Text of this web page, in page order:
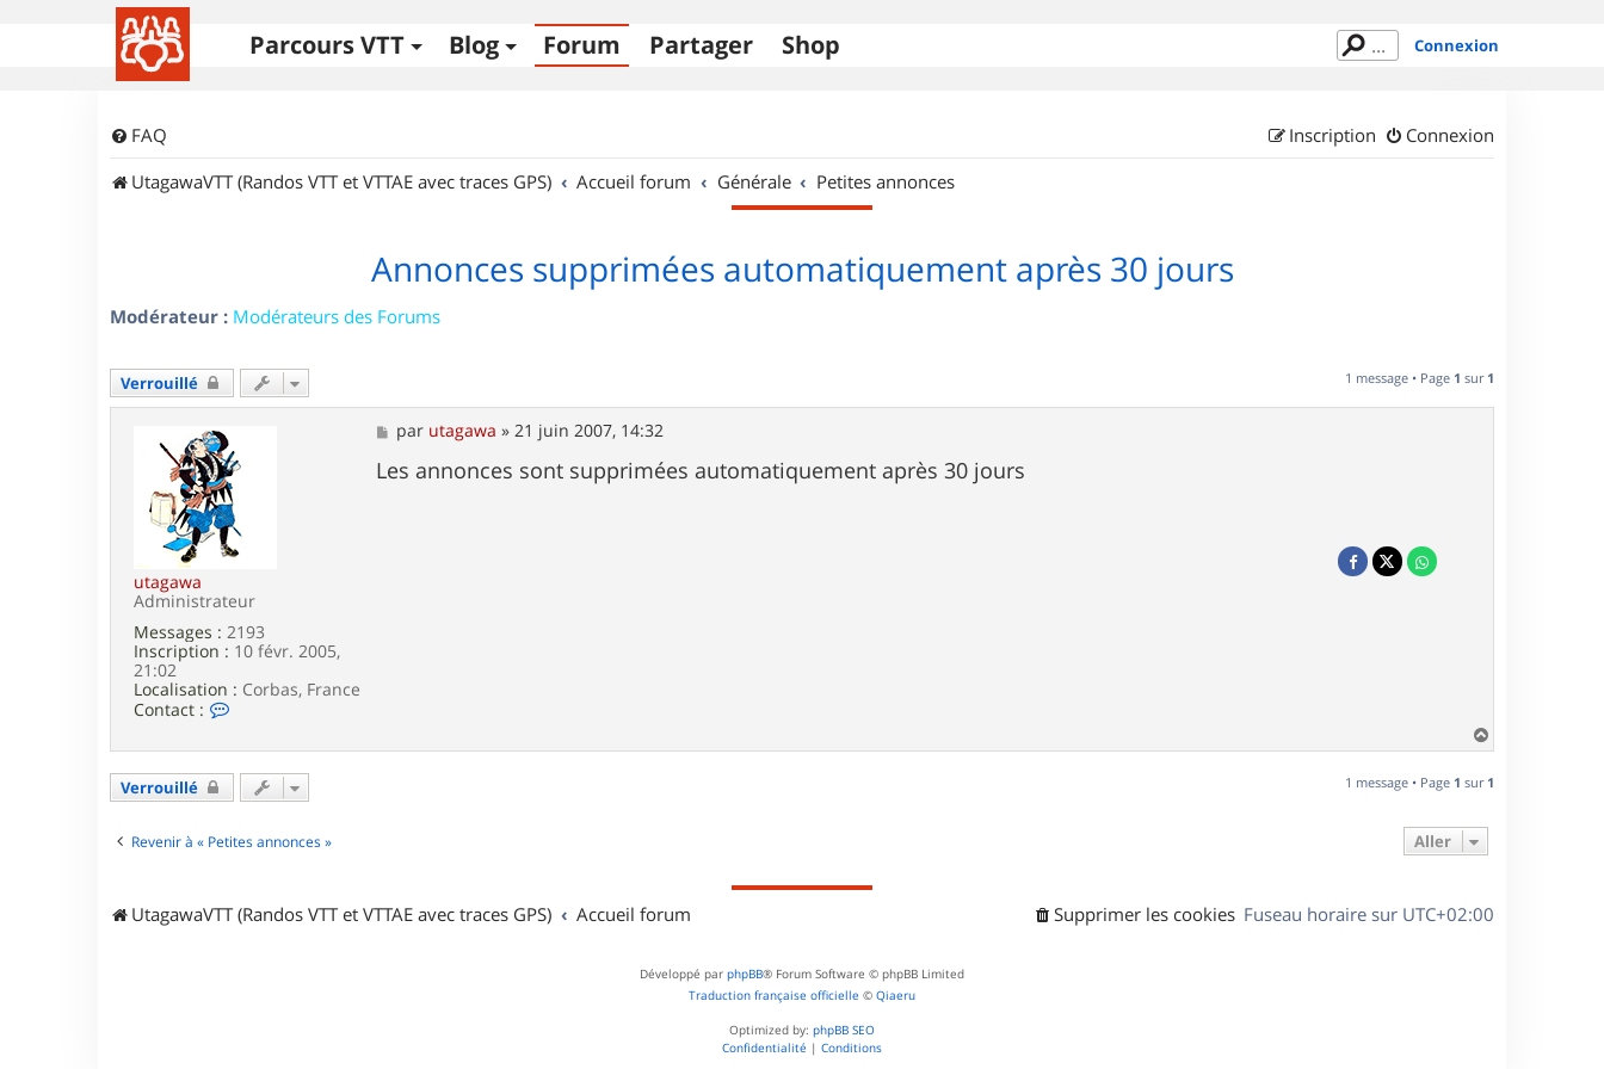
Parcours VTT Blog Forum Partager Shop Connexion
FAQ Connexion
Inscription
UtagawaVTT (Randos VTT et VTTAE avec traces GPS)
Accueil forum Générale Petites annonces
Annonces supprimées automatiquement après 30 jours
Modérateur : Modérateurs des Forums
Verrouillé 1 message • Page 1 sur 1
utagawa
Administrateur
Messages : 2193
Inscription : 10 févr. 2005,
21:02
Localisation : Corbas, France
Contact :
c
e
a
M
e
s
s
par utagawa »21 juin 2007, 14:32
Les annonces sont supprimées automatiquement après 30 jours
a
t
Verrouillé 1 message • Page 1 sur 1
Revenir à « Petites annonces » Aller
UtagawaVTT (Randos VTT et VTTAE avec traces GPS) Accueil forum Fuseau horaire sur UTC+02:00
Supprimer les cookies
Développé par phpBB® Forum Software © phpBB Limited
Traduction française officielle © Qiaeru
Optimized by: phpBB SEO
Confidentialité | Conditions